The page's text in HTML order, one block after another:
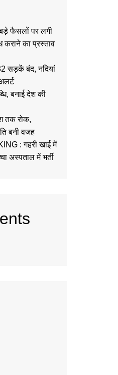
फैसलों पर लगी
कराने का प्रस्ताव
सड़कें बंद, नदियां
बनाई देश की
तक रोक,
बनी वजह
: गहरी खाई में
अस्पताल में भर्ती